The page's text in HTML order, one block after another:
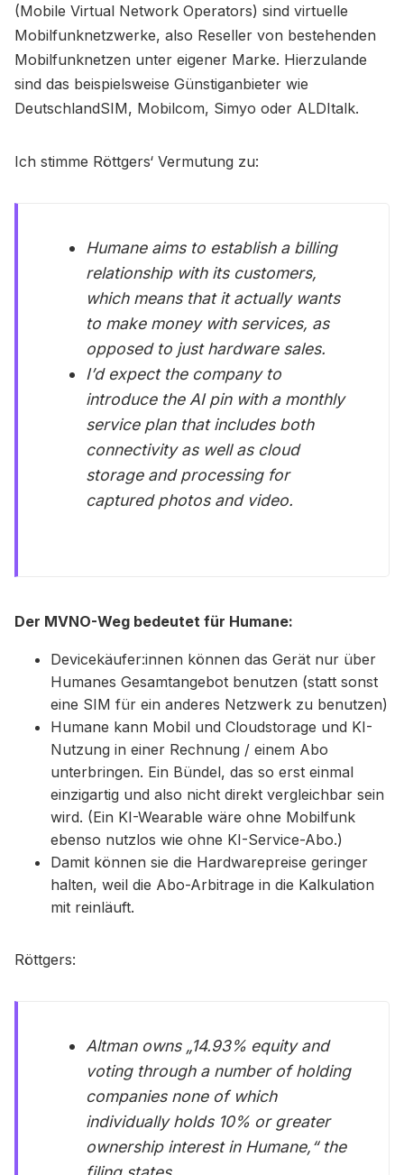
(Mobile Virtual Network Operators) sind virtuelle
Mobilfunknetzwerke, also Reseller von bestehenden
Mobilfunknetzen unter eigener Marke. Hierzulande
sind das beispielsweise Günstiganbieter wie
DeutschlandSIM, Mobilcom, Simyo oder ALDItalk.
Ich stimme Röttgers‘ Vermutung zu:
Humane aims to establish a billing
relationship with its customers,
which means that it actually wants
to make money with services, as
opposed to just hardware sales.
I’d expect the company to
introduce the AI pin with a monthly
service plan that includes both
connectivity as well as cloud
storage and processing for
captured photos and video.
Der MVNO-Weg bedeutet für Humane:
Devicekäufer:innen können das Gerät nur über
Humanes Gesamtangebot benutzen (statt sonst
eine SIM für ein anderes Netzwerk zu benutzen)
Humane kann Mobil und Cloudstorage und KI-
Nutzung in einer Rechnung / einem Abo
unterbringen. Ein Bündel, das so erst einmal
einzigartig und also nicht direkt vergleichbar sein
wird. (Ein KI-Wearable wäre ohne Mobilfunk
ebenso nutzlos wie ohne KI-Service-Abo.)
Damit können sie die Hardwarepreise geringer
halten, weil die Abo-Arbitrage in die Kalkulation
mit reinläuft.
Röttgers:
Altman owns „14.93% equity and
voting through a number of holding
companies none of which
individually holds 10% or greater
ownership interest in Humane,“ the